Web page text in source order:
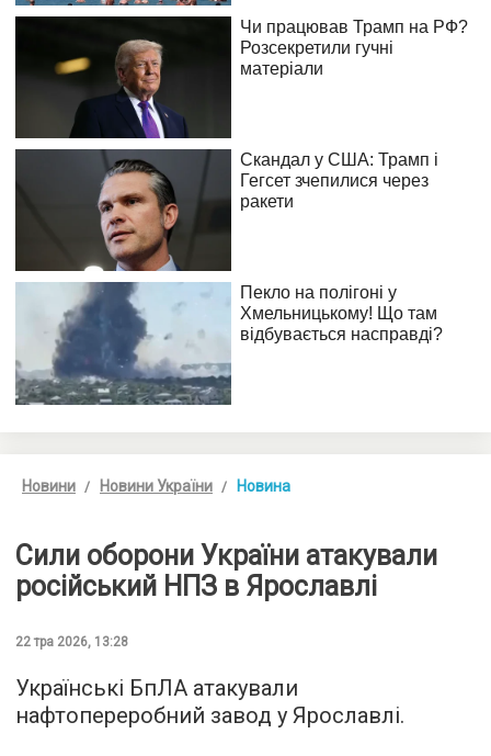
Новини Новини України Новина
Сили оборони України атакували
російський НПЗ в Ярославлі
22 тра 2026, 13:28
Українські БпЛА атакували
нафтопереробний завод у Ярославлі.